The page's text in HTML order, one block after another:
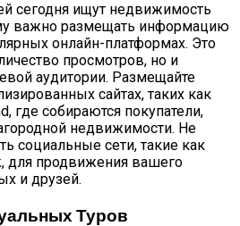
сегодня ищут недвижимость
важно размещать информацию
онлайн-платформах. Это
просмотров, но и
аудитории. Размещайте
сайтах, таких как
где собираются покупатели,
недвижимости. Не
социальные сети, такие как
для продвижения вашего
и друзей.
Туров